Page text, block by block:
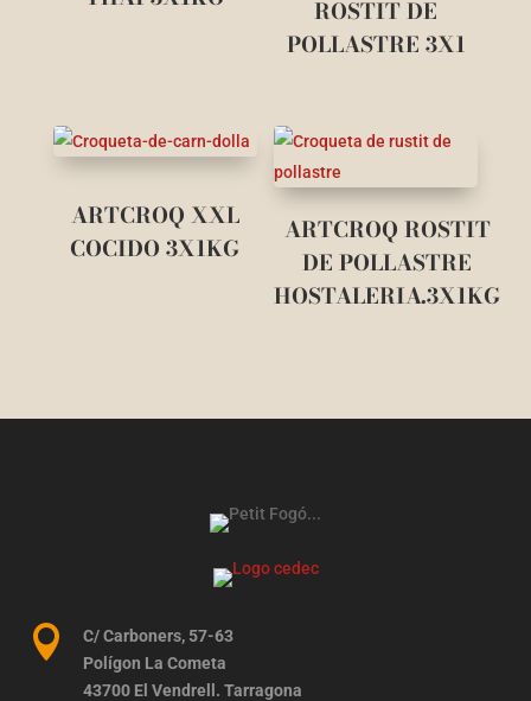
ROSTIT DE
POLLASTRE 3X1
ARTCROQ XXL
COCIDO 3X1KG
ARTCROQ ROSTIT
DE POLLASTRE
HOSTALERIA.3X1KG

C/ Carboners, 57-63
Polígon La Cometa
43700 El Vendrell. Tarragona